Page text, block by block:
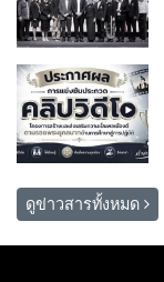
ดูข่าวสารทั้งหมด